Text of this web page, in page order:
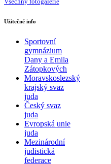
Užitečné info
Sportovní
gymnázium
Dany a Emila
Zátopkových
Moravskoslezský
krajský svaz
juda
Český svaz
juda
Evropská unie
juda
Mezinárodní
judistická
federace